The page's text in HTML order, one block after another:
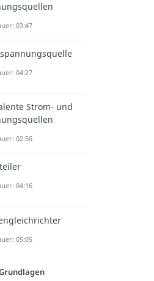
03:47
04:27
Strom- und
02:56
04:16
05:05